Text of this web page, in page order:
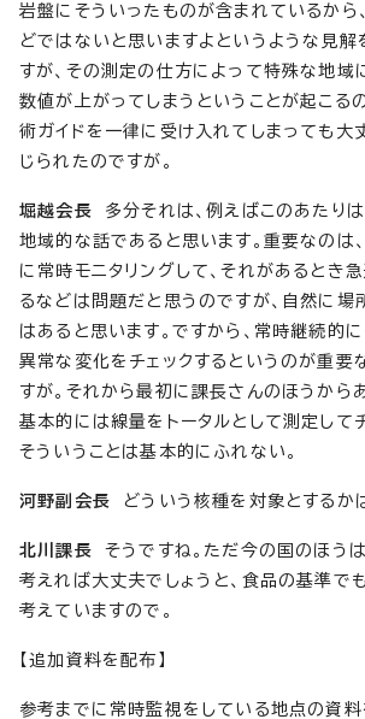
岩盤にそういったものが含まれているから
どではないと思いますよというような見解
すが、その測定の仕方によって特殊な地域
数値が上がってしまうということが起こる
術ガイドを一律に受け入れてしまっても大
じられたのですが。
堀越会長 多分それは、例えばこのあたりは
地域的な話であると思います。重要なのは
に常時モニタリングして、それがあるとき
るなどは問題だと思うのですが、自然に場
はあると思います。ですから、常時継続的に
異常な変化をチェックするというのが重要
すが。それから最初に課長さんのほうから
基本的には線量をトータルとして測定して
そういうことは基本的にふれない。
河野副会長 どういう核種を対象とするか
北川課長 そうですね。ただ今の国のほう
考えれば大丈夫でしょうと、食品の基準で
考えていますので。
【追加資料を配布】
参考までに常時監視をしている地点の資料